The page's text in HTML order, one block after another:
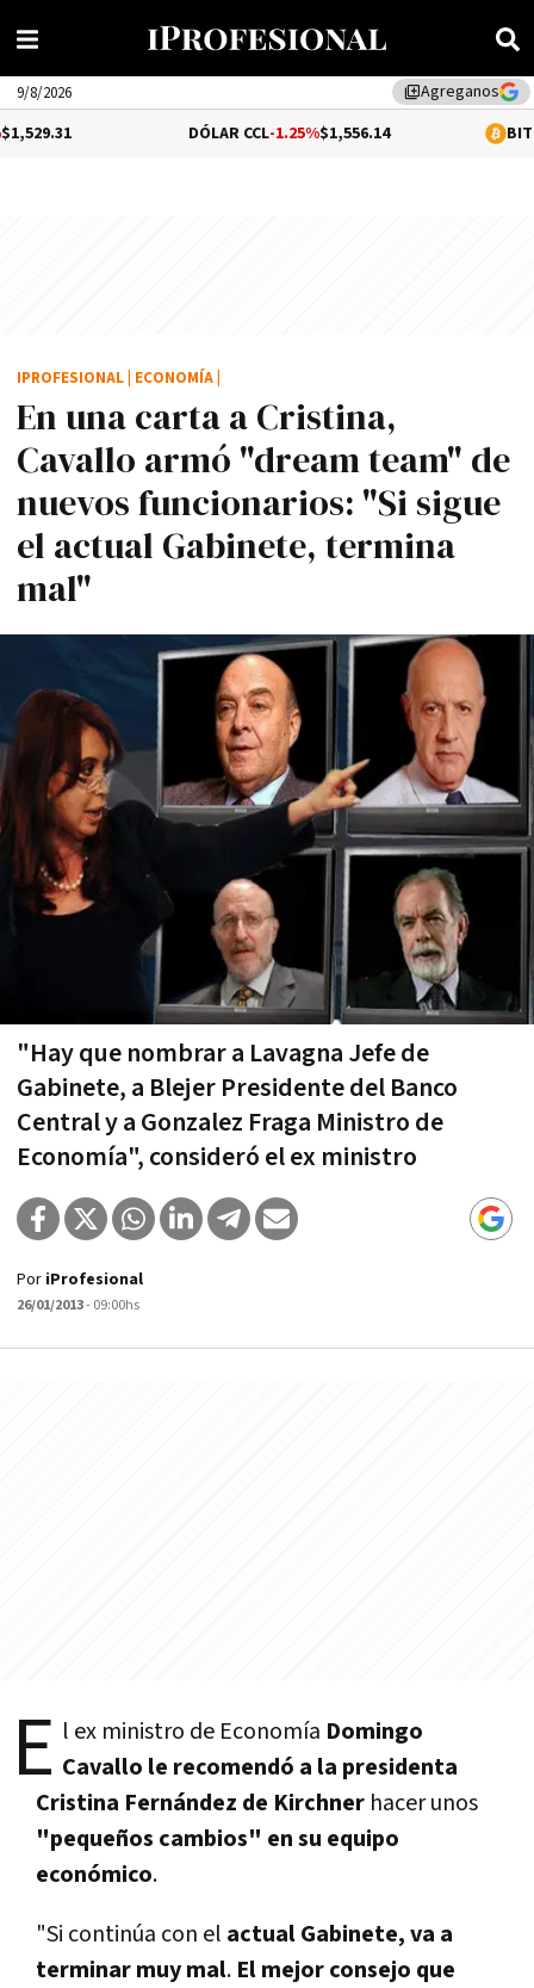
library_addAgreganos
9/8/2026
-1.25%$1,556.14 0.1%
En una carta a Cristina,
Cavallo armó "dream team" de
nuevos funcionarios: "Si sigue
el actual Gabinete, termina
mal"
"Hay que nombrar a Lavagna Jefe de
Gabinete, a Blejer Presidente del Banco
Central y a Gonzalez Fraga Ministro de
Economía", consideró el ex ministro
IPROFESIONAL ECONOMÍA
Por iProfesional
26/01/2013- 09:00hs
E l ex ministro de Economía Domingo
Cavallo le recomendó a la presidenta
Cristina Fernández de Kirchner hacer unos
"pequeños cambios" en su equipo
económico.
"Si continúa con el actual Gabinete, va a
terminar muy mal. El mejor consejo que